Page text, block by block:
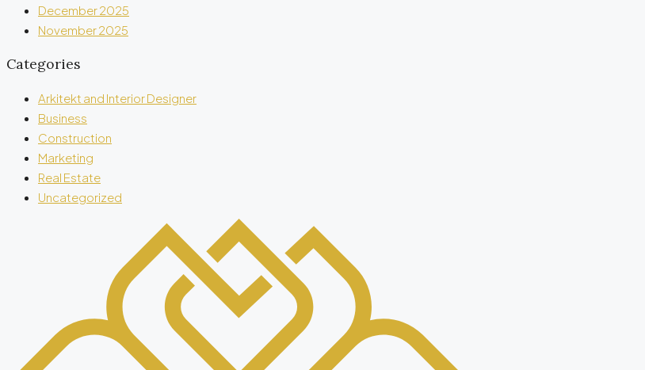
December 2025
November 2025
Categories
Arkitekt and Interior Designer
Business
Construction
Marketing
Real Estate
Uncategorized